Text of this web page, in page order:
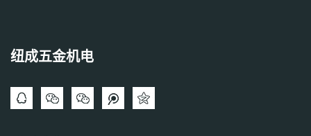
纽成五金机电